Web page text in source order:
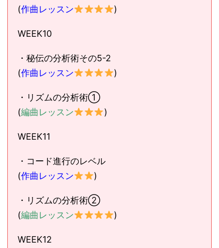
(作曲レッスン )
WEEK10
・秘伝の分析術その5-2
(作曲レッスン )
・リズムの分析術①
(編曲レッスン )
WEEK11
・コード進行のレベル
(作曲レッスン )
・リズムの分析術②
(編曲レッスン )
WEEK12